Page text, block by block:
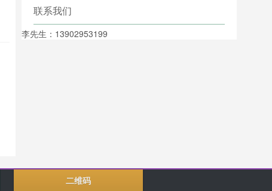
联系我们
李先生：13902953199
二维码